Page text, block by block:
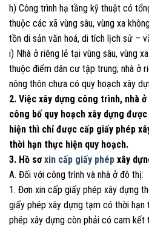
h) Công trình hạ tầng kỹ thuật có
thuộc các xã vùng sâu, vùng xa
tồn di sản văn hoá, di tích lịch sử –
i) Nhà ở riêng lẻ tại vùng sâu, vùng
thuộc điểm dân cư tập trung; nhà ở
nông thôn chưa có quy hoạch xây
2. Việc xây dựng công trình, nhà
công bố quy hoạch xây dựng
hiện thì chỉ được cấp giấy phép
thời hạn thực hiện quy hoạch.
3. Hồ sơ xin cấp giấy phép xây
A. Đối với công trình và nhà ở đô thị:
1. Đơn xin cấp giấy phép xây dựng
giấy phép xây dựng tạm có thời
phép xây dựng còn phải có cam kết